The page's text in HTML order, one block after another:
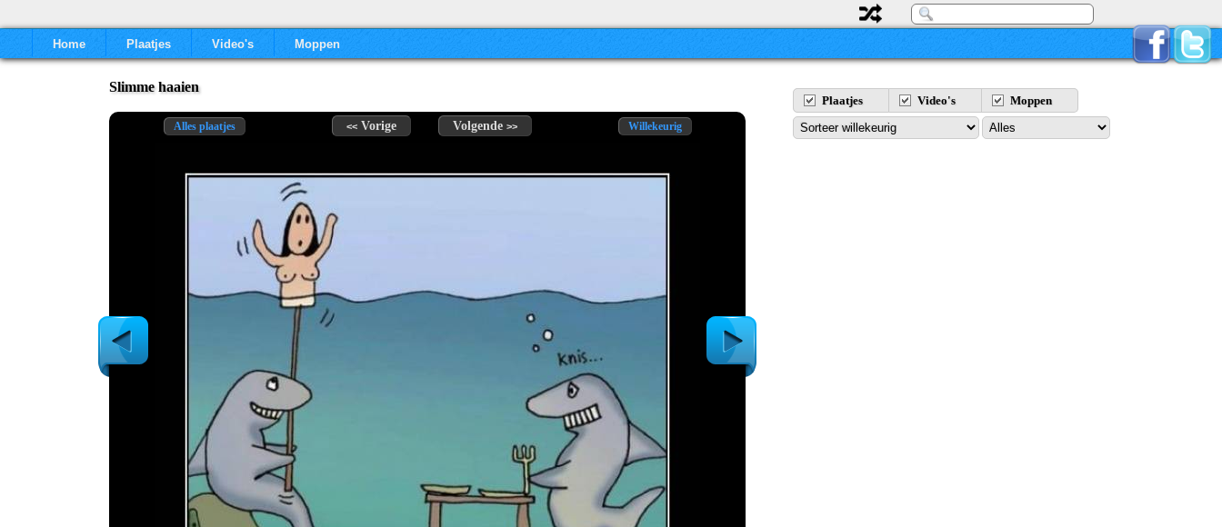
Home Plaatjes Video's Moppen
Slimme haaien
Alles plaatjes <<Vorige Volgende >> Willekeurig
Plaatjes Video's Moppen